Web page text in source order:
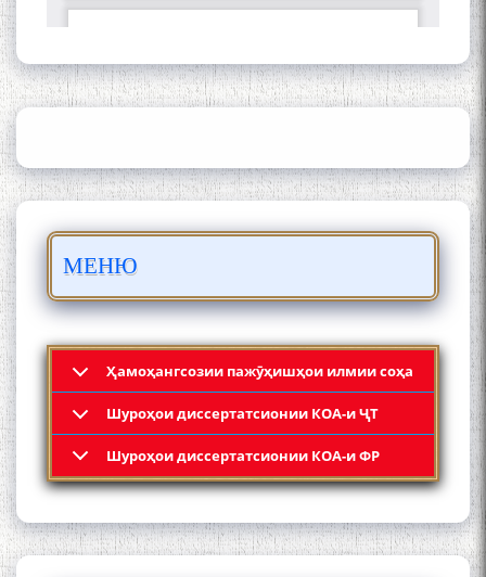
МЕНЮ
Ҳамоҳангсозии пажӯҳишҳои илмии соҳа
Шyроҳои диссертатсионии КОА-и ҶТ
Шyроҳои диссертатсионии КОА-и ФР
ШАРҲИ МУЛОҚОТ БО АҲЛИ
АКАДЕМИЯИ МИЛЛИИ
ИЛМҲОИ ТОҶИКИСТОН
БО 4 000 000 СОМОНӢ
МӮЪМИН ҚАНОАТ СОХТА
Кадамчо Худои Шарифзода